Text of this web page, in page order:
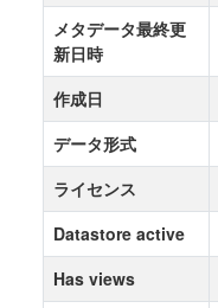
メタデータ最終更
新日時
作成日
データ形式
ライセンス
Datastore active
Has views